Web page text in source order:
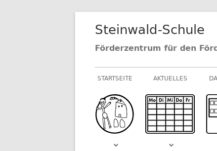
Steinwald-Schule
Förderzentrum für den
Primäres
Menü
STARTSEITE AKTUELLES